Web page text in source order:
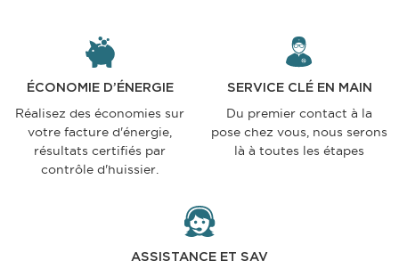
ÉCONOMIE D’ÉNERGIE
Réalisez des économies sur
votre facture d'énergie,
résultats certifiés par
contrôle d'huissier.
SERVICE CLÉ EN MAIN
Du premier contact à la
pose chez vous, nous serons
là à toutes les étapes
ASSISTANCE ET SAV